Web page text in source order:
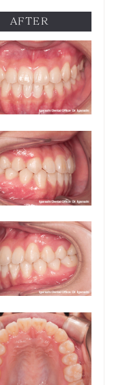
AFTER